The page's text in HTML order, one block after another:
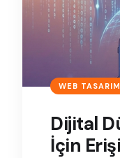
WEB TASARIM
Dijital
İçin